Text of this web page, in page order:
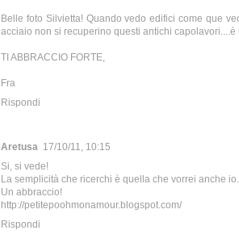
Belle foto Silvietta! Quando vedo edifici come que
acciaio non si recuperino questi antichi
TI ABBRACCIO FORTE,
Fra
Rispondi
Aretusa 17/10/11, 10:15
Si, si vede!
La semplicità che ricerchi è quella che vorrei anche io.
Un abbraccio!
http://petitepoohmonamour.blogspot.com/
Rispondi